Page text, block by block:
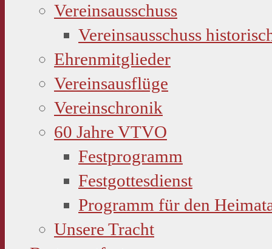
Vereinsausschuss
Vereinsausschuss
Ehrenmitglieder
Vereinsausflüge
Vereinschronik
60 Jahre VTVO
Festprogramm
Festgottesdienst
Programm für den
Unsere Tracht